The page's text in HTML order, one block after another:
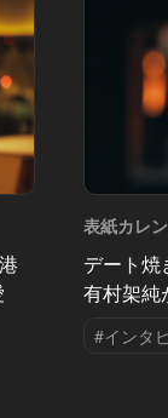
表紙カレ
デート
有村架純
#インタ